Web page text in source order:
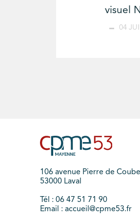
visuel
04
106 avenue Pierre de
53000 Laval
Tél : 06 47 51 71 90
Email : accueil@cpme53.fr